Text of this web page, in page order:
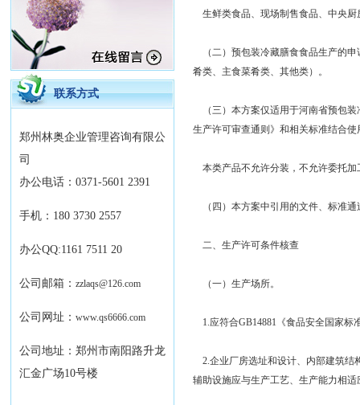
联系方式
郑州林奥企业管理咨询有限公
司
办公电话：0371-5601 2391
手机：180 3730 2557
办公QQ:1161 7511 20
公司邮箱： zzlaqs@126.com
公司网址： www.qs6666.com
公司地址：郑州市南阳路升龙
汇金广场10号楼
生鲜类食品、现场制售食品、中央厨
（二）预包装冷藏膳食食品生产的申
肴类、主食菜肴类、其他类）。
（三）本方案仅适用于河南省预包装
生产许可审查通则》和相关标准结合使
本类产品不允许分装，不允许委托加
（四）本方案中引用的文件、标准通
二、生产许可条件核查
（一）生产场所。
1.应符合GB14881《食品安全国家标
2.企业厂房选址和设计、内部建筑结
辅助设施应与生产工艺、生产能力相